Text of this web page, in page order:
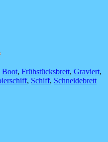
Boot, Frühstücksbrett, Graviert,
, Schiff, Schneidebrett